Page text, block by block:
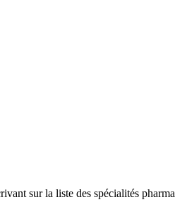
sur la liste des spécialités